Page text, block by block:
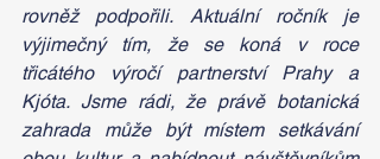
rovněž podpořili. Aktuální ročník je
výjimečný tím, že se koná v roce
třicátého výročí partnerství Prahy a
Kjóta. Jsme rádi, že právě botanická
zahrada může být místem setkávání